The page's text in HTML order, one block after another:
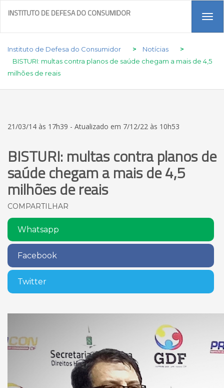
INSTITUTO DE DEFESA DO CONSUMIDOR
Instituto de Defesa do Consumidor > Notícias
>
BISTURI: multas contra planos de saúde chegam a mais de 4,5
milhões de reais
21/03/14 às 17h39 - Atualizado em 7/12/22 às 10h53
BISTURI: multas contra planos de
saúde chegam a mais de 4,5
milhões de reais
COMPARTILHAR
Whatsapp
Facebook
Twitter